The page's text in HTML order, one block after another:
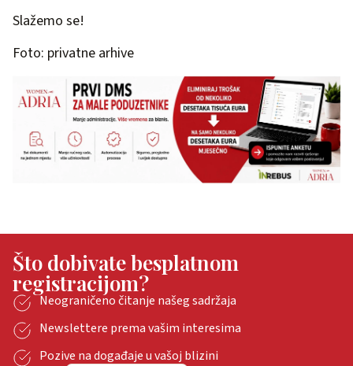
Slažemo se!
Foto: privatne arhive
Što dobivate besplatnom
registracijom?
Neograničeno čitanje našeg sadržaja
Newslettere prema vašim interesima
Pozive na događaje u vašoj blizini